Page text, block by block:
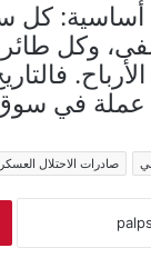
أساسية:
وكل
في سوق
صادرات الاحتلال